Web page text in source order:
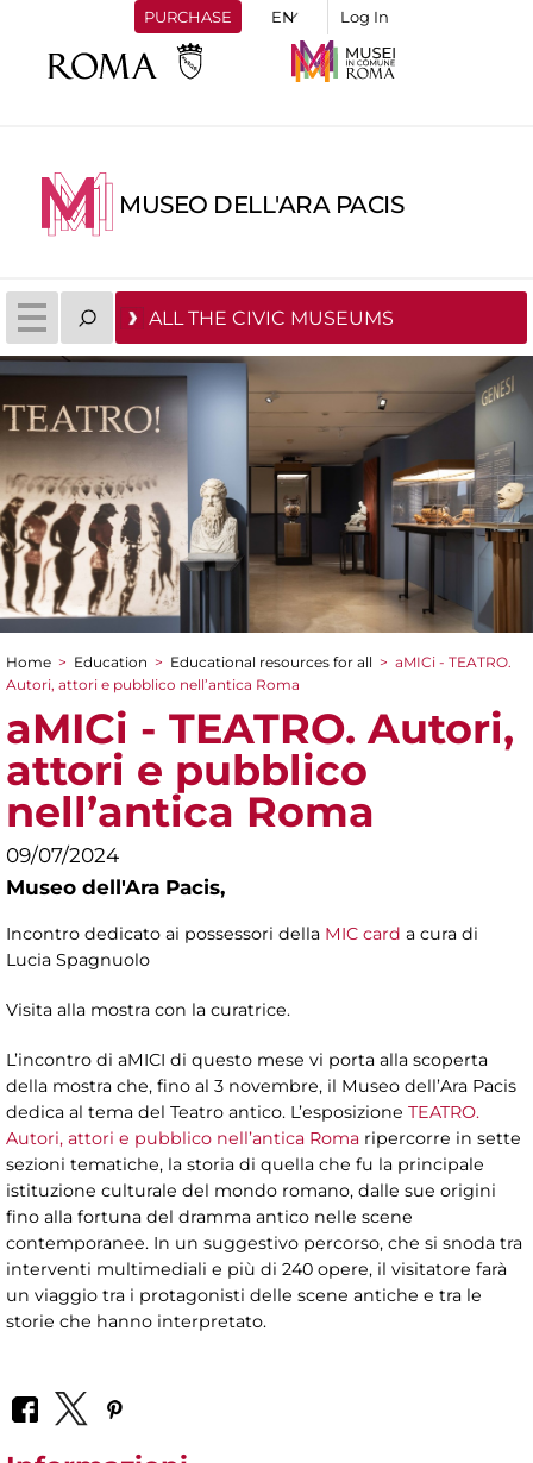
PURCHASE Log In
MUSEO DELL'ARA PACIS
ALL THE CIVIC MUSEUMS
You are here
Home > Education > Educational resources for all > aMICi - TEATRO.
Autori, attori e pubblico nell’antica Roma
aMICi - TEATRO. Autori,
attori e pubblico
nell’antica Roma
09/07/2024
Museo dell'Ara Pacis,
Incontro dedicato ai possessori della MIC card a cura di
Lucia Spagnuolo
Visita alla mostra con la curatrice.
L’incontro di aMICI di questo mese vi porta alla scoperta
della mostra che, fino al 3 novembre, il Museo dell’Ara Pacis
dedica al tema del Teatro antico. L’esposizione TEATRO.
Autori, attori e pubblico nell’antica Roma ripercorre in sette
sezioni tematiche, la storia di quella che fu la principale
istituzione culturale del mondo romano, dalle sue origini
fino alla fortuna del dramma antico nelle scene
contemporanee. In un suggestivo percorso, che si snoda tra
interventi multimediali e più di 240 opere, il visitatore farà
un viaggio tra i protagonisti delle scene antiche e tra le
storie che hanno interpretato.